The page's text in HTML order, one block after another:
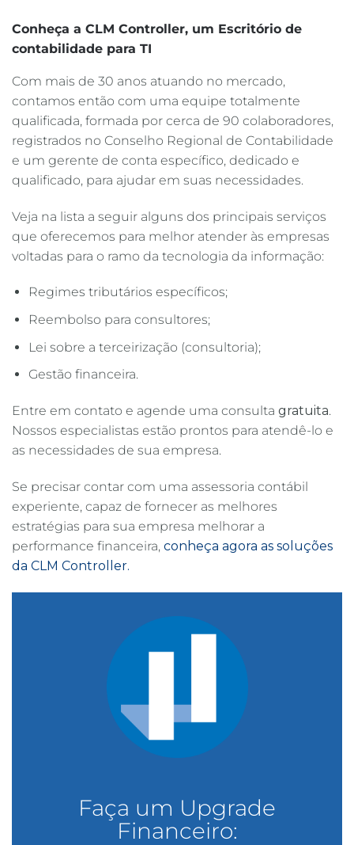
Conheça a CLM Controller, um Escritório de
contabilidade para TI
Com mais de 30 anos atuando no mercado,
contamos então com uma equipe totalmente
qualificada, formada por cerca de 90 colaboradores,
registrados no Conselho Regional de Contabilidade
e um gerente de conta específico, dedicado e
qualificado, para ajudar em suas necessidades.
Veja na lista a seguir alguns dos principais serviços
que oferecemos para melhor atender às empresas
voltadas para o ramo da tecnologia da informação:
Regimes tributários específicos;
Reembolso para consultores;
Lei sobre a terceirização (consultoria);
Gestão financeira.
Entre em contato e agende uma consulta gratuita.
Nossos especialistas estão prontos para atendê-lo e
as necessidades de sua empresa.
Se precisar contar com uma assessoria contábil
experiente, capaz de fornecer as melhores
estratégias para sua empresa melhorar a
performance financeira, conheça agora as soluções
da CLM Controller.
Faça um Upgrade
Financeiro: